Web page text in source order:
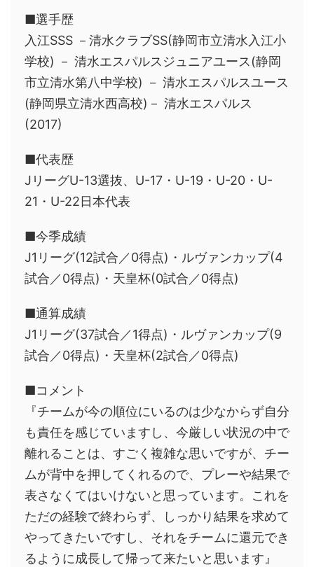
■選手歴
入江SSS －清水クラブSS(静岡市立清水入江小
学校) － 清水エスパルスジュニアユース(静岡
市立清水第八中学校) － 清水エスパルスユース
(静岡県立清水西高校)－ 清水エスパルス
(2017)
■代表歴
JリーグU-13選抜、U-17・U-19・U-20・U-
21・U-22日本代表
■今季成績
J1リーグ(12試合／0得点)・ルヴァンカップ(4
試合／0得点)・天皇杯(0試合／0得点)
■通算成績
J1リーグ(37試合／1得点)・ルヴァンカップ(9
試合／0得点)・天皇杯(2試合／0得点)
■コメント
『チームが今の順位にいるのは少なからず自分
も責任を感じていますし、今厳しい状況の中で
離れることは、すごく複雑な思いですが、チー
ムが背中を押してくれるので、プレーや結果で
表さなくてはいけないと思っています。これを
ただの経験で終わらず、しっかり結果を求めて
やってきたいですし、それをチームに還元でき
るように成長して帰って来たいと思います』